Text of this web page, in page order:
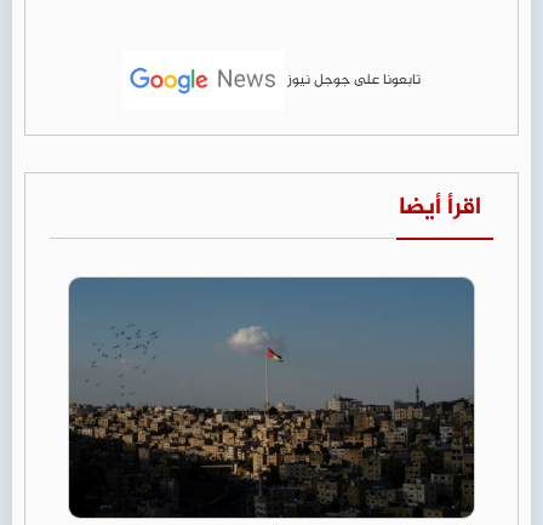
تابعونا على جوجل نيوز
اقرأ أيضا